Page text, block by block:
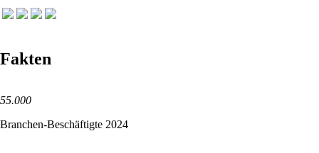
Fakten
55.000
Branchen-Beschäftigte 2024